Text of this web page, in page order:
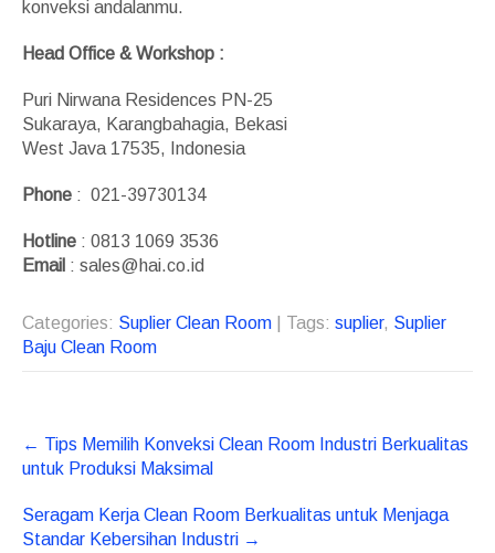
konveksi andalanmu.
Head Office & Workshop :
Puri Nirwana Residences PN-25
Sukaraya, Karangbahagia, Bekasi
West Java 17535, Indonesia
Phone : 021-39730134
Hotline : 0813 1069 3536
Email : sales@hai.co.id
Categories: Suplier Clean Room | Tags: suplier, Suplier
Baju Clean Room
Post
navigation
← Tips Memilih Konveksi Clean Room Industri Berkualitas
untuk Produksi Maksimal
Seragam Kerja Clean Room Berkualitas untuk Menjaga
Standar Kebersihan Industri →